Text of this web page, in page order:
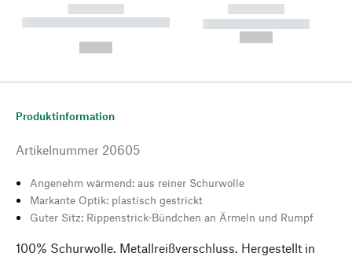
------------
----------- ----------- --------
------------
----------- -----------
Produktinformation
Artikelnummer 20605
Angenehm wärmend: aus reiner Schurwolle
Markante Optik: plastisch gestrickt
Guter Sitz: Rippenstrick-Bündchen an Ärmeln und Rumpf
100% Schurwolle. Metallreißverschluss. Hergestellt in